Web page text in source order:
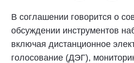
В соглашении говорится о
обсуждении инструментов
включая дистанционное
голосование (ДЭГ),